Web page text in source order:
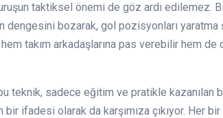
taktiksel önemi de göz ardı edilemez.
dengesini bozarak, gol pozisyonları yaratma
takım arkadaşlarına pas verebilir hem
teknik, sadece eğitim ve pratikle kazanılan
bir ifadesi olarak da karşımıza çıkıyor. Her